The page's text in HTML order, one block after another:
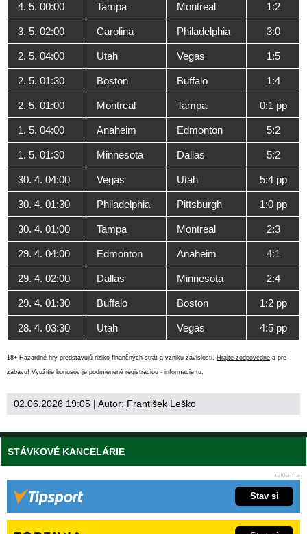
4. 5. 00:00 Tampa Montreal 1:2
3. 5. 02:00 Carolina Philadelphia 3:0
2. 5. 04:00 Utah Vegas 1:5
2. 5. 01:30 Boston Buffalo 1:4
2. 5. 01:00 Montreal Tampa 0:1 pp
1. 5. 04:00 Anaheim Edmonton 5:2
1. 5. 01:30 Minnesota Dallas 5:2
30. 4. 04:00 Vegas Utah 5:4 pp
30. 4. 01:30 Philadelphia Pittsburgh 1:0 pp
30. 4. 01:00 Tampa Montreal 2:3
29. 4. 04:00 Edmonton Anaheim 4:1
29. 4. 02:00 Dallas Minnesota 2:4
29. 4. 01:30 Buffalo Boston 1:2 pp
28. 4. 03:30 Utah Vegas 4:5 pp
18+ Hazardné hry predstavujú riziko finančných strát a vzniku závislosti. Hrajte zodpovedne a pre
zábavu! Využitie bonusov je podmienené registráciou - informácie tu.
02.06.2026 19:05 | Autor: František Leško
STÁVKOVÉ KANCELÁRIE
Stav si